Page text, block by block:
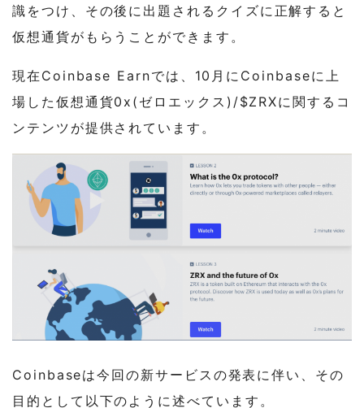
識をつけ、その後に出題されるクイズに正解すると
仮想通貨がもらうことができます。
現在Coinbase Earnでは、10月にCoinbaseに上
場した仮想通貨0x(ゼロエックス)/$ZRXに関するコ
ンテンツが提供されています。
Coinbaseは今回の新サービスの発表に伴い、その
目的として以下のように述べています。